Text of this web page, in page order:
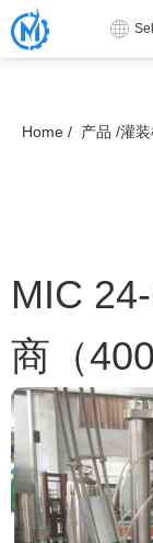
Home / 产品 /灌
MIC
商（